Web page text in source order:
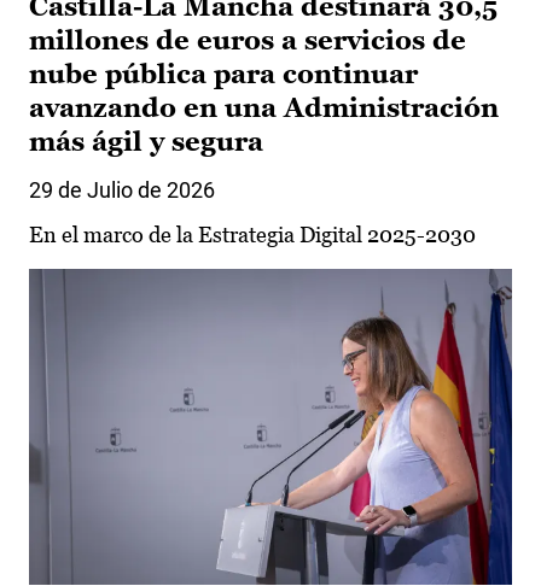
Castilla-La Mancha destinará 30,5
millones de euros a servicios de
nube pública para continuar
avanzando en una Administración
más ágil y segura
29 de Julio de 2026
En el marco de la Estrategia Digital 2025-2030